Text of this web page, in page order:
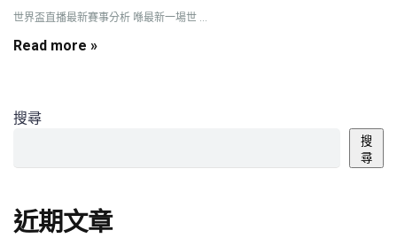
世界盃直播最新賽事分析 喺最新一場世 ...
Read more »
搜尋
搜
尋
近期文章